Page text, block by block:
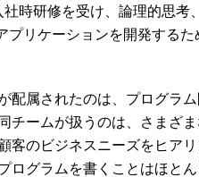
時研修を受け、論理的思考
プリケーションを開発する
配属されたのは、プログラ
チームが扱うのは、さまざ
客のビジネスニーズをヒア
ログラムを書くことはほとん